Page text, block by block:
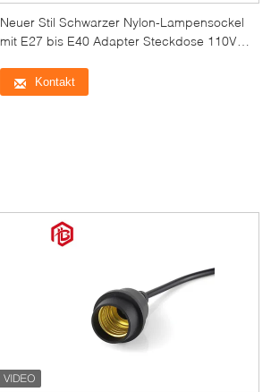
Neuer Stil Schwarzer Nylon-Lampensockel
mit E27 bis E40 Adapter Steckdose 110V
Kontakt